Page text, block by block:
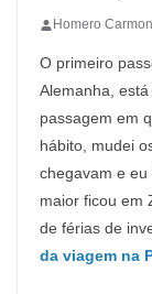
Homero
O primeiro
Alemanha,
passagem em
hábito, mudei
chegavam e eu
maior ficou em
de férias de
da viagem na